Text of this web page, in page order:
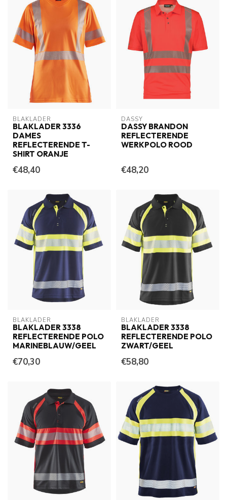
BLAKLADER
BLAKLADER 3336
DAMES
REFLECTERENDE T-
SHIRT ORANJE
€48,40
DASSY
DASSY BRANDON
REFLECTERENDE
WERKPOLO ROOD
€48,20
BLAKLADER
BLAKLADER 3338
REFLECTERENDE POLO
MARINEBLAUW/GEEL
€70,30
BLAKLADER
BLAKLADER 3338
REFLECTERENDE POLO
ZWART/GEEL
€58,80